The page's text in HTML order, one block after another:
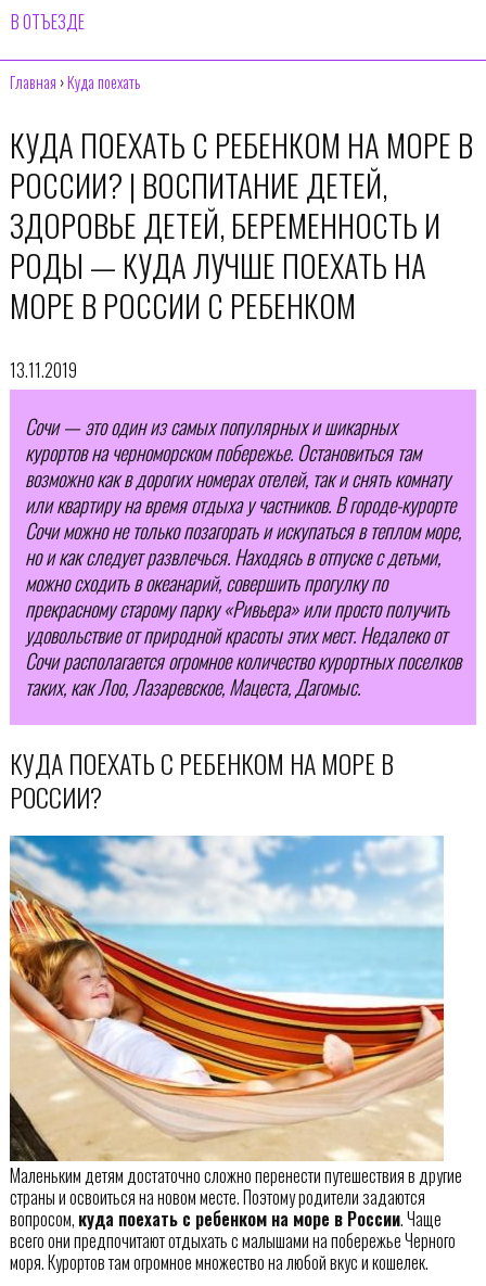
В ОТЪЕЗДЕ
Главная ›Куда поехать
КУДА ПОЕХАТЬ С РЕБЕНКОМ НА МОРЕ В
РОССИИ? | ВОСПИТАНИЕ ДЕТЕЙ,
ЗДОРОВЬЕ ДЕТЕЙ, БЕРЕМЕННОСТЬ И
РОДЫ — КУДА ЛУЧШЕ ПОЕХАТЬ НА
МОРЕ В РОССИИ С РЕБЕНКОМ
13.11.2019
Сочи — это один из самых популярных и шикарных
курортов на черноморском побережье. Остановиться там
возможно как в дорогих номерах отелей, так и снять комнату
или квартиру на время отдыха у частников. В городе-курорте
Сочи можно не только позагорать и искупаться в теплом море,
но и как следует развлечься. Находясь в отпуске с детьми,
можно сходить в океанарий, совершить прогулку по
прекрасному старому парку «Ривьера» или просто получить
удовольствие от природной красоты этих мест. Недалеко от
Сочи располагается огромное количество курортных поселков
таких, как Лоо, Лазаревское, Мацеста, Дагомыс.
КУДА ПОЕХАТЬ С РЕБЕНКОМ НА МОРЕ В
РОССИИ?
Маленьким детям достаточно сложно перенести путешествия в другие
страны и освоиться на новом месте. Поэтому родители задаются
вопросом, куда поехать с ребенком на море в России. Чаще
всего они предпочитают отдыхать с малышами на побережье Черного
моря. Курортов там огромное множество на любой вкус и кошелек.